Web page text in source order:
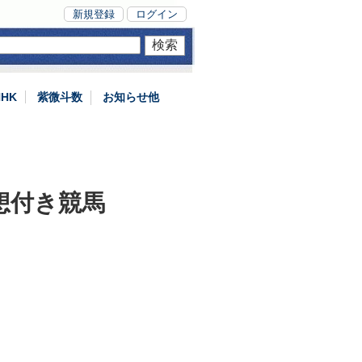
新規登録 ログイン
紫微斗数 お知らせ他
付き競馬